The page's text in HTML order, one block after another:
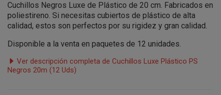
Cuchillos Negros Luxe de Plástico de 20 cm. Fabricados en
poliestireno. Si necesitas cubiertos de plástico de alta
calidad, estos son perfectos por su rigidez y gran calidad.
Disponible a la venta en paquetes de 12 unidades.
Ver descripción completa de Cuchillos Luxe Plástico PS
Negros 20m (12 Uds)